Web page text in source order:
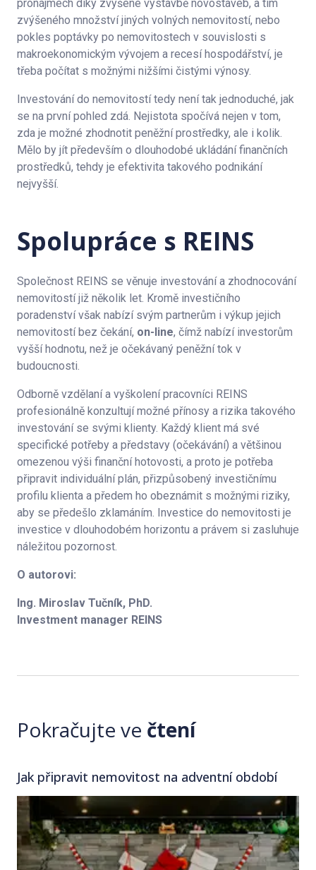
pronájmech díky zvýšené výstavbě novostaveb, a tím
zvýšeného množství jiných volných nemovitostí, nebo
pokles poptávky po nemovitostech v souvislosti s
makroekonomickým vývojem a recesí hospodářství, je
třeba počítat s možnými nižšími čistými výnosy.
Investování do nemovitostí tedy není tak jednoduché, jak
se na první pohled zdá. Nejistota spočívá nejen v tom,
zda je možné zhodnotit peněžní prostředky, ale i kolik.
Mělo by jít především o dlouhodobé ukládání finančních
prostředků, tehdy je efektivita takového podnikání
nejvyšší.
Spolupráce s REINS
Společnost REINS se věnuje investování a zhodnocování
nemovitostí již několik let. Kromě investičního
poradenství však nabízí svým partnerům i výkup jejich
nemovitostí bez čekání, on-line, čímž nabízí investorům
vyšší hodnotu, než je očekávaný peněžní tok v
budoucnosti.
Odborně vzdělaní a vyškolení pracovníci REINS
profesionálně konzultují možné přínosy a rizika takového
investování se svými klienty. Každý klient má své
specifické potřeby a představy (očekávání) a většinou
omezenou výši finanční hotovosti, a proto je potřeba
připravit individuální plán, přizpůsobený investičnímu
profilu klienta a předem ho obeznámit s možnými riziky,
aby se předešlo zklamáním. Investice do nemovitosti je
investice v dlouhodobém horizontu a právem si zasluhuje
náležitou pozornost.
O autorovi:
Ing. Miroslav Tučník, PhD.
Investment manager REINS
Pokračujte ve čtení
Jak připravit nemovitost na adventní období